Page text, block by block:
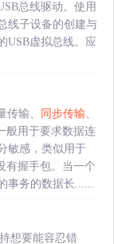
总线驱动。使用
线子设备的创建与
USB虚拟总线。应
输、 同步传输、
般用于要求数据连
敏感，类似用于
有握手包。当一个
事务的数据长......
想要能容忍错